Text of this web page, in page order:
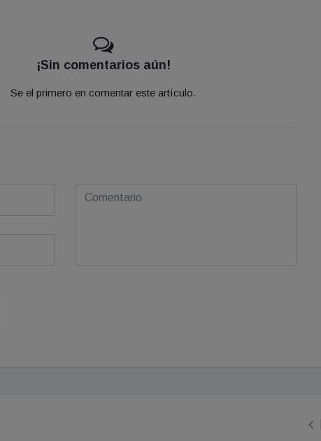
¡Sin comentarios aún!
Se el primero en comentar este artículo.